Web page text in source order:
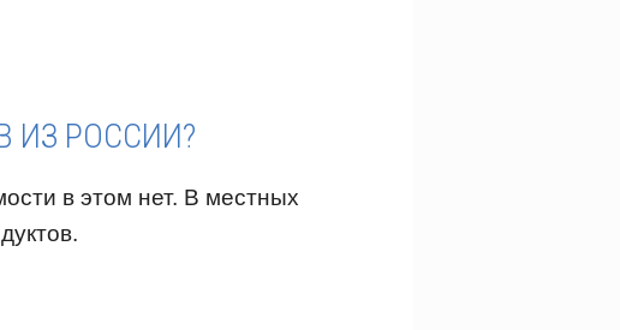
ИЗ РОССИИ?
в этом нет. В местных